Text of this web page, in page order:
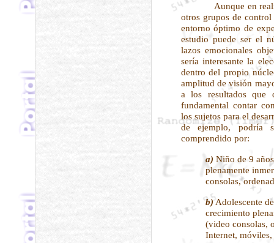
Aunque en
otros grupos de
entorno óptimo de
estudio puede ser el
lazos emocionales
sería interesante la
dentro del propio
amplitud de visión
a los resultados que
fundamental contar
los sujetos para el
de ejemplo, podría
comprendido por:
a) Niño de 9
plenamente
consolas,
b)Adolescente
crecimiento
(video consolas,
Internet, móviles,